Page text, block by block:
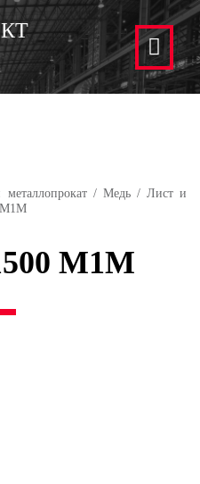
металлопрокат/ Медь/ Лист и
М1М
М1М